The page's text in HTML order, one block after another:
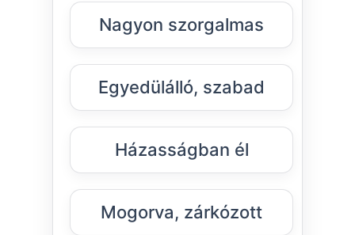
Nagyon szorgalmas
Egyedülálló, szabad
Házasságban él
Mogorva, zárkózott